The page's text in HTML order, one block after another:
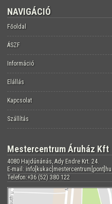
NAVIGÁCIÓ
Főoldal
ÁSZF
Információ
Elállás
Kapcsolat
Szállítás
Mestercentrum Áruház Kft
4080 Hajdúnánás, Ady Endre Krt. 24.
E-mail: info[kukac]mestercentrum[pont]hu
Telefon:+36 (52) 380 122